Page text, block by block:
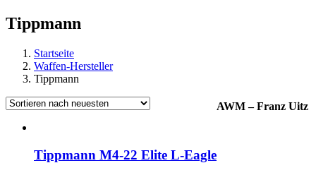
Tippmann
Startseite
Waffen-Hersteller
Tippmann
Tippmann M4-22 Elite L-Eagle
AWM – Franz Uitz